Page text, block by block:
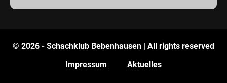
© 2026 - Schachklub Bebenhausen | All rights reserved
Impressum
Aktuelles